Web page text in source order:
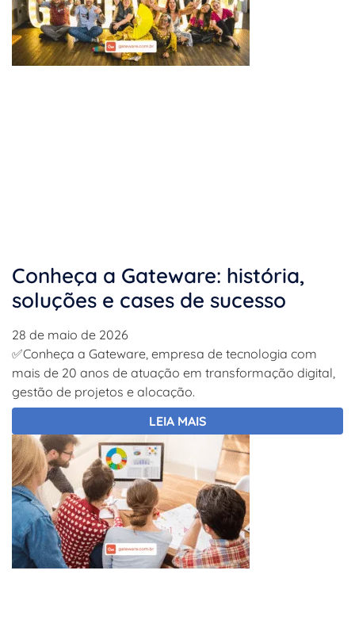
Conheça a Gateware: história,
soluções e cases de sucesso
28 de maio de 2026
✅Conheça a Gateware, empresa de tecnologia com
mais de 20 anos de atuação em transformação digital,
gestão de projetos e alocação.
LEIA MAIS